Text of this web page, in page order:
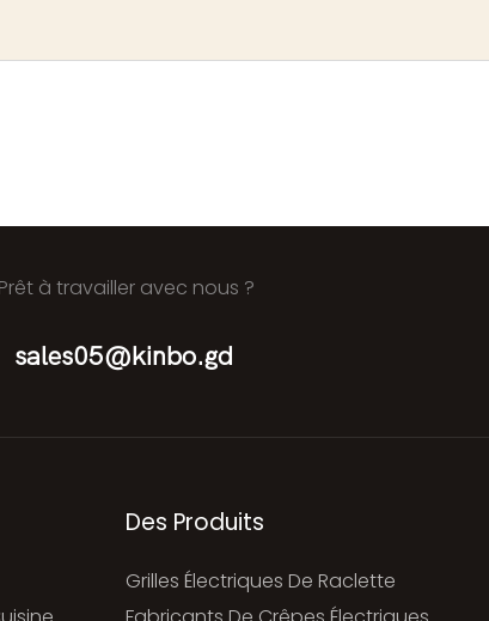
Prêt à travailler avec nous ?
sales05@kinbo.gd
Des Produits
Grilles Électriques De Raclette